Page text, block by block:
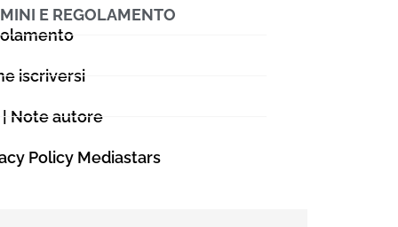
E REGOLAMENTO
iscriversi
| Note autore
Policy Mediastars